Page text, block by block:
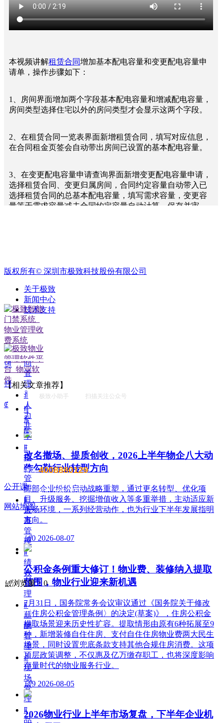
决
策
ꄁ
方
案
业
收
ꁹ
催
收
理
ꀉ
租
赁
管
ꁹ
租
赁
管
理
ꁹ
合
同
管
理
ꀉ
人
力
共
享
ꁹ
招
聘
管
理
ꁹ
人
事
管
理
ꁹ
绩
效
管
理
ꁹ
薪
酬
管
理
ꀉ
现
场
管
理
ꁹ
品
本视频讲解租赁合同增加基本配电容量和变更配电容量申
请单，操作步骤如下：
1、房间界面增加两个字段基本配电容量和增减配电容量，
房间类型选择住宅以外的房问类型才会显示这两个字段。
2、在租赁合同一览表界面新增租赁合同，填写对应信息，
在合同租金页签会自动带出房间已设置的基本配电容量。
3、在变更配电容量申请查询界面新增变更配电容量申请，
选择租赁合同、变更归属房间，合同约定容量自动带入已
选择租赁合同的总基本配电容量，填写需求容量，变更容
量等于需求容量减去合同约定容量自动计算，保存并审
上。
前一个： 无
后一个： 无
创建时间：
14:20
【相关文章推荐】
改名撤场、提质创收，2026上半年物企八大动
作勾勒行业转型方向
头部企业纷纷启动战略重塑，通过更名转型、优化项
目、升级服务、挖掘增值收入等多重举措，主动适应新
市场环境，一系列经营动作，也为行业下半年发展指明
方向。
넶0 2026-08-07
公积金条例重大修订！物业费、装修纳入提取
范围，物业行业迎来新机遇
7月31日，国务院常务会议审议通过《国务院关于修改
〈住房公积金管理条例〉的决定(草案)》，住房公积金
提取场景迎来历史性扩容。提取情形由原有6种拓展至9
种，新增装修自住住房、支付自住住房物业费两大民生
场景，同时设置兜底条款支持其他合规住房消费。这项
顶层政策调整，不仅惠及亿万缴存职工，也将深度影响
存量时代的物业服务行业。
넶9 2026-08-05
2026物业行业上半年市场复盘，下半年企业机
넶浏览量： 0
版权所有© 深圳市极致科技股份有限公司
关于极致
新闻中心
技术支持
极致小助手 扫描关注公众号
电
脑
版
售前电话：4008880129
售后电话：400 888 7266
公开课
网站地图
녠
끤
ꂅ